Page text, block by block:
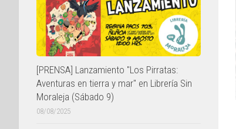
[PRENSA] Lanzamiento "Los Pirratas:
Aventuras en tierra y mar" en Librería Sin
Moraleja (Sábado 9)
08/08/2025